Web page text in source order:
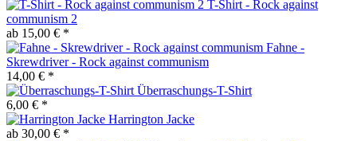
T-Shirt - Rock against
communism 2
ab 15,00 € *
Fahne -
Skrewdriver - Rock against communism
14,00 € *
Überraschungs-T-Shirt
6,00 € *
Harrington Jacke
ab 30,00 € *